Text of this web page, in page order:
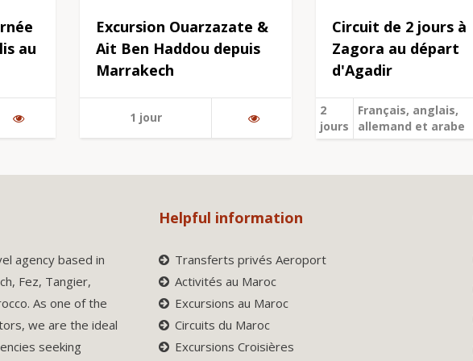
au
Excursion Ouarzazate &
Ait Ben Haddou depuis
Marrakech
1 jour
Circuit de 2 jours à
Zagora au départ
d'Agadir
2
jours
Français, anglais,
allemand et arabe
agency based in
Fez, Tangier,
As one of the
we are the ideal
seeking
Helpful information
Transferts privés Aeroport
Activités au Maroc
Excursions au Maroc
Circuits du Maroc
Excursions Croisières